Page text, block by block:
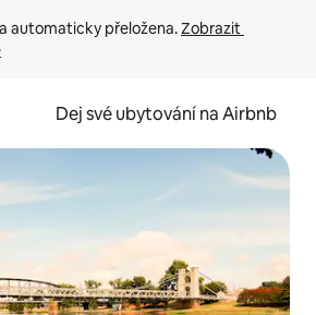
automaticky přeložena. Zobrazit
Dej své ubytování na Airbnb